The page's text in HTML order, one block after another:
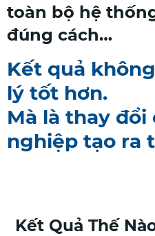
toàn bộ hệ
đúng cách…
Kết quả
lý tốt hơn.
Mà là thay đổi
nghiệp tạo ra
Kết Quả Thế